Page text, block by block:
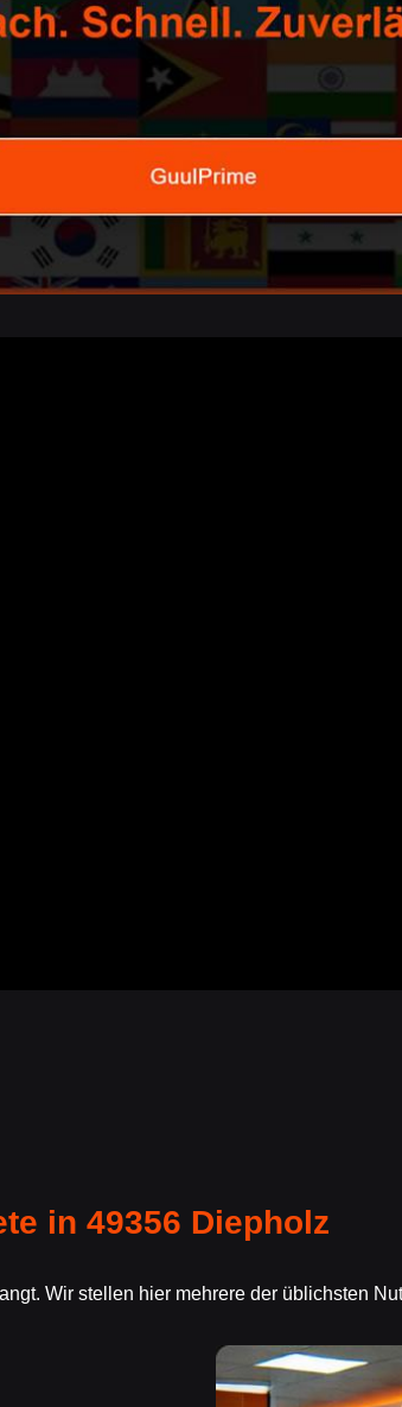
in 49356 Diepholz
Wir stellen hier mehrere der üblichsten